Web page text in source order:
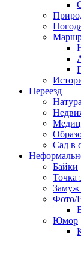
Переезд
Сад в
Байки
Точка
Замуж
Фото/
Юмор